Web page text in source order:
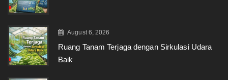
August 6, 2026
Ruang Tanam Terjaga dengan Sirkulasi Udara
Baik